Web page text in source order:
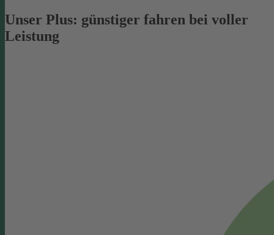
Unser Plus: günstiger fahren bei voller
Leistung